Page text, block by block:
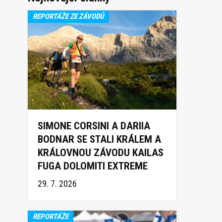
REPORTÁŽE ZE ZÁVODŮ
SIMONE CORSINI A DARIIA
BODNAR SE STALI KRÁLEM A
KRÁLOVNOU ZÁVODU KAILAS
FUGA DOLOMITI EXTREME
TRAIL 2026
29. 7. 2026
REPORTÁŽE